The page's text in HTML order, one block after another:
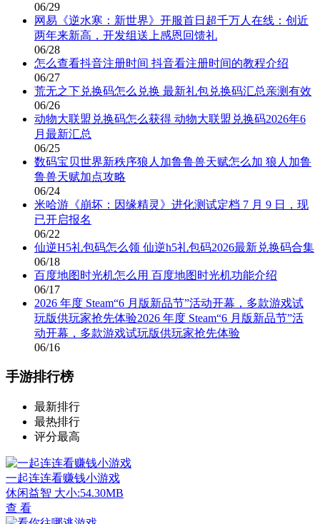
06/29
网易《逆水寒：新世界》开服首日超千万人在线：创近
两年来新高，开发组送上感恩回馈礼
06/28
怎么查看抖音注册时间 抖音看注册时间的教程介绍
06/27
荒无之下兑换码怎么兑换 最新礼包兑换码汇总亲测有效
06/26
动物大联盟兑换码怎么获得 动物大联盟兑换码2026年6
月最新汇总
06/25
数码宝贝世界新秩序狼人加鲁鲁兽天赋怎么加 狼人加鲁
鲁兽天赋加点攻略
06/24
米哈游《崩坏：因缘精灵》进化测试定档 7 月 9 日，现
已开启报名
06/22
仙逆H5礼包码怎么领 仙逆h5礼包码2026最新兑换码合集
06/18
百度地图时光机怎么用 百度地图时光机功能介绍
06/17
2026 年度 Steam“6 月版新品节”活动开幕，多款游戏试
玩版供玩家抢先体验2026 年度 Steam“6 月版新品节”活
动开幕，多款游戏试玩版供玩家抢先体验
06/16
手游排行榜
最新排行
最热排行
评分最高
一起连连看赚钱小游戏
休闲益智 大小:54.30MB
查 看